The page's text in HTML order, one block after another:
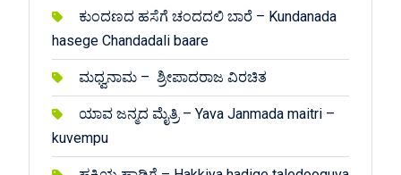
ಕುಂದಣದ ಹಸೆಗೆ ಚಂದದಲಿ ಬಾರೆ – Kundanada
hasege Chandadali baare
ಮಧ್ವನಾಮ – ಶ್ರೀಪಾದರಾಜ ವಿರಚಿತ
ಯಾವ ಜನ್ಮದ ಮೈತ್ರಿ – Yava Janmada maitri –
kuvempu